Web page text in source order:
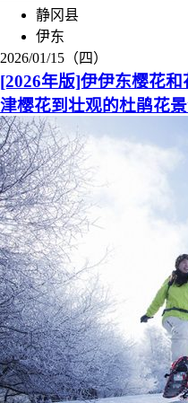
静冈县
伊东
2026/01/15（四）
[2026年版]伊伊东樱花和
津樱花到壮观的杜鹃花